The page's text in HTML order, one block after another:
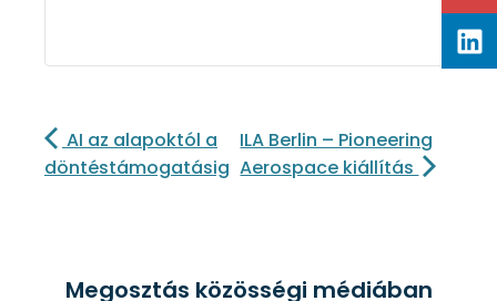
AI az alapoktól a
döntéstámogatásig
ILA Berlin – Pioneering
Aerospace kiállítás
Megosztás közösségi médiában